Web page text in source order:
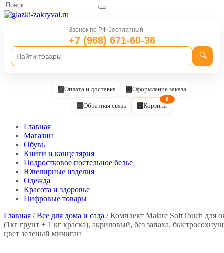
Перейти
к
содержанию
Search
for:
Звонок по РФ бесплатный
+7 (968) 671-60-36
🔍
Оплата и доставка Оформление заказа
Обратная связь Корзина
0
Главная
Магазин
Обувь
Книги и канцелярия
Подростковое постельное белье
Ювелирные изделия
Одежда
Красота и здоровье
Цифровые товары
Главная /Все для дома и сада / Комплект Malare SoftTouch для
(1кг грунт + 1 кг краска), акриловый, без запаха,
цвет зеленый мичиган